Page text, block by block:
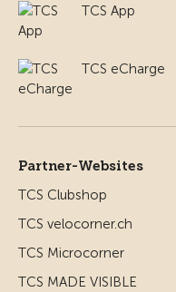
TCS App
TCS eCharge
Partner-Websites
TCS Clubshop
TCS velocorner.ch
TCS Microcorner
TCS MADE VISIBLE